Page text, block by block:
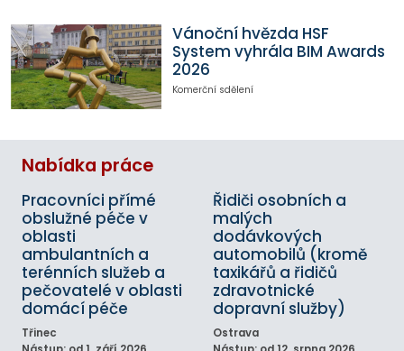
Vánoční hvězda HSF
System vyhrála BIM Awards
2026
Komerční sdělení
Nabídka práce
Pracovníci přímé
obslužné péče v
oblasti
ambulantních a
terénních služeb a
pečovatelé v oblasti
domácí péče
Třinec
Řidiči osobních a
malých
dodávkových
automobilů (kromě
taxikářů a řidičů
zdravotnické
dopravní služby)
Ostrava